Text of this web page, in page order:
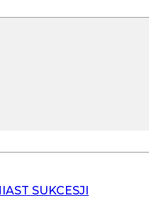
SUKCESJI